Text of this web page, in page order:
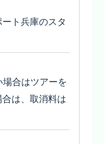
ト兵庫のスタ
合はツアーを
は、取消料は